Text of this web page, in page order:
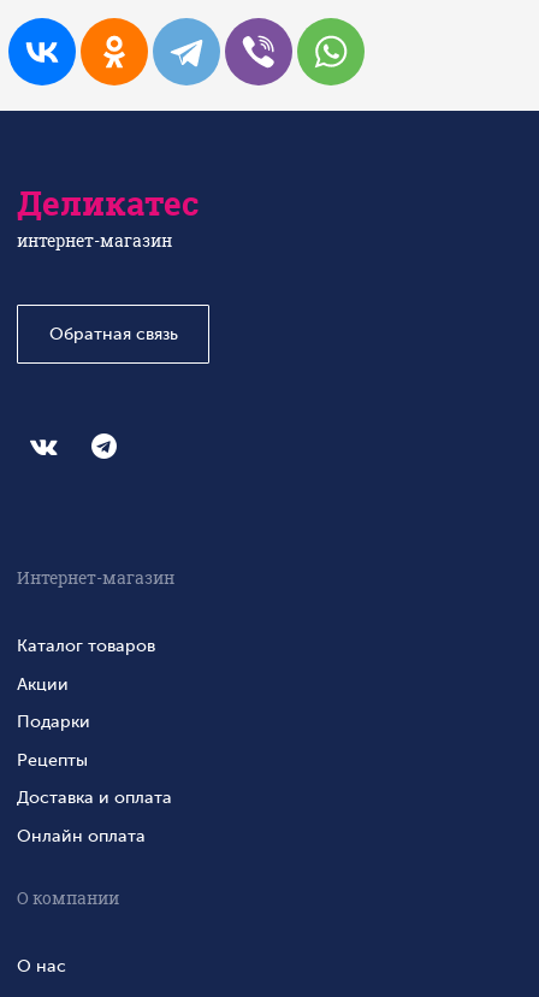
Деликатес
интернет-магазин
Обратная связь
Интернет-магазин
Каталог товаров
Акции
Подарки
Рецепты
Доставка и оплата
Онлайн оплата
О компании
О нас